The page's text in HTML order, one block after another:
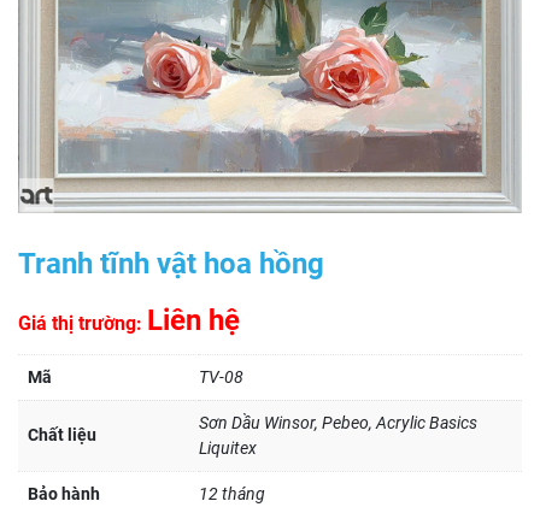
Tranh tĩnh vật hoa hồng
Giá thị trường: Liên hệ
Mã TV-08
Chất liệu
Sơn Dầu Winsor, Pebeo, Acrylic Basics
Liquitex
Bảo hành 12 tháng